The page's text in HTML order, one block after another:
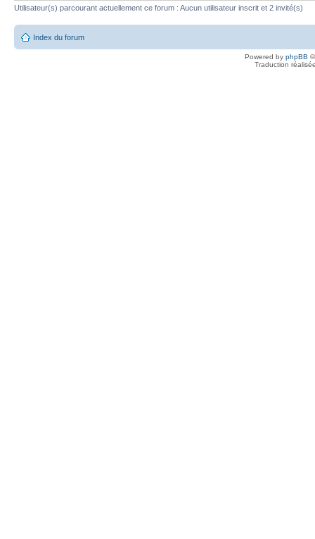
Utilisateur(s) parcourant actuellement ce forum : Aucun utilisateur inscrit et 2 invité(s)
Index du forum
Powered by phpBB
Traduction